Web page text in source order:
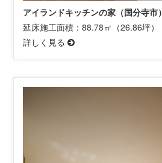
アイランドキッチンの家（国分寺市）
延床施工面積：88.78㎡（26.86坪）
詳しく見る